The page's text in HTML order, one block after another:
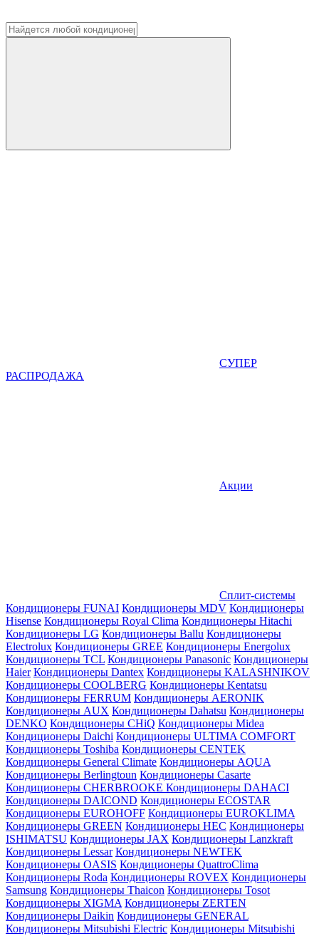
СУПЕР
РАСПРОДАЖА
Акции
Сплит-системы
Кондиционеры FUNAI Кондиционеры MDV Кондиционеры
Hisense Кондиционеры Royal Clima Кондиционеры Hitachi
Кондиционеры LG Кондиционеры Ballu Кондиционеры
Electrolux Кондиционеры GREE Кондиционеры Energolux
Кондиционеры TCL Кондиционеры Panasonic Кондиционеры
Haier Кондиционеры Dantex Кондиционеры KALASHNIKOV
Кондиционеры СOOLBERG Кондиционеры Kentatsu
Кондиционеры FERRUM Кондиционеры AERONIK
Кондиционеры AUX Кондиционеры Dahatsu Кондиционеры
DENKO Кондиционеры CHiQ Кондиционеры Midea
Кондиционеры Daichi Кондиционеры ULTIMA COMFORT
Кондиционеры Toshiba Кондиционеры CENTEK
Кондиционеры General Climate Кондиционеры AQUA
Кондиционеры Berlingtoun Кондиционеры Casarte
Кондиционеры CHERBROOKE Кондиционеры DAHACI
Кондиционеры DAICOND Кондиционеры ECOSTAR
Кондиционеры EUROHOFF Кондиционеры EUROKLIMA
Кондиционеры GREEN Кондиционеры HEC Кондиционеры
ISHIMATSU Кондиционеры JAX Кондиционеры Lanzkraft
Кондиционеры Lessar Кондиционеры NEWTEK
Кондиционеры OASIS Кондиционеры QuattroClima
Кондиционеры Roda Кондиционеры ROVEX Кондиционеры
Samsung Кондиционеры Thaicon Кондиционеры Tosot
Кондиционеры XIGMA Кондиционеры ZERTEN
Кондиционеры Daikin Кондиционеры GENERAL
Кондиционеры Mitsubishi Electric Кондиционеры Mitsubishi